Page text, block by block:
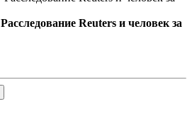
Reuters и человек за